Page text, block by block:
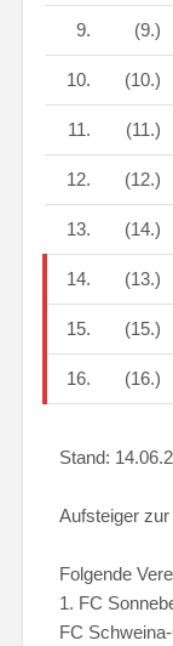
9. (9.)
10. (10.)
11. (11.)
12. (12.)
13. (14.)
14. (13.)
15. (15.)
16. (16.)
Stand:
Aufsteiger
Folgende
1. FC
FC